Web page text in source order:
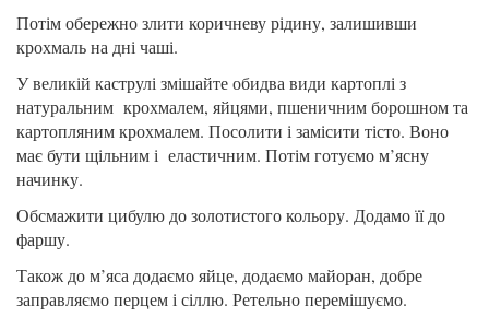
Потім обережно злити коричневу рідину, залишивши
крохмаль на дні чаші.
У великій каструлі змішайте обидва види картоплі з
натуральним крохмалем, яйцями, пшеничним борошном та
картопляним крохмалем. Посолити і замісити тісто. Воно
має бути щільним і еластичним. Потім готуємо м’ясну
начинку.
Обсмажити цибулю до золотистого кольору. Додамо її до
фаршу.
Також до м’яса додаємо яйце, додаємо майоран, добре
заправляємо перцем і сіллю. Ретельно перемішуємо.